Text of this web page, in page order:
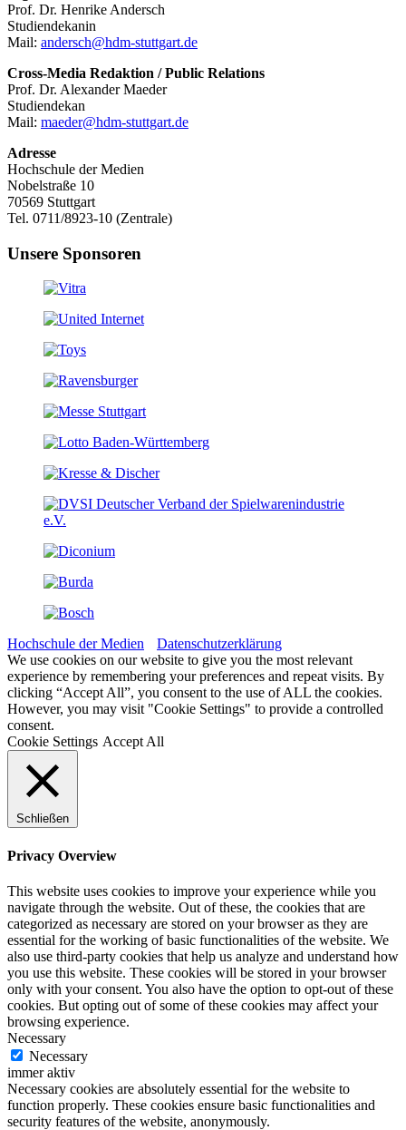
Prof. Dr. Henrike Andersch
Studiendekanin
Mail: andersch@hdm-stuttgart.de
Cross-Media Redaktion / Public Relations
Prof. Dr. Alexander Maeder
Studiendekan
Mail: maeder@hdm-stuttgart.de
Adresse
Hochschule der Medien
Nobelstraße 10
70569 Stuttgart
Tel. 0711/8923-10 (Zentrale)
Unsere Sponsoren
Hochschule der Medien
Datenschutzerklärung
We use cookies on our website to give you the most relevant
experience by remembering your preferences and repeat visits. By
clicking “Accept All”, you consent to the use of ALL the cookies.
However, you may visit "Cookie Settings" to provide a controlled
consent.
Cookie Settings Accept All
Schließen
Privacy Overview
This website uses cookies to improve your experience while you
navigate through the website. Out of these, the cookies that are
categorized as necessary are stored on your browser as they are
essential for the working of basic functionalities of the website. We
also use third-party cookies that help us analyze and understand how
you use this website. These cookies will be stored in your browser
only with your consent. You also have the option to opt-out of these
cookies. But opting out of some of these cookies may affect your
browsing experience.
Necessary
Necessary
immer aktiv
Necessary cookies are absolutely essential for the website to
function properly. These cookies ensure basic functionalities and
security features of the website, anonymously.